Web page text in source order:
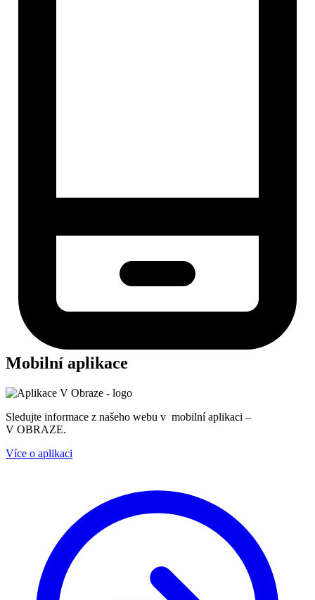
Mobilní aplikace
Sledujte informace z našeho webu v mobilní aplikaci –
V OBRAZE.
Více o aplikaci